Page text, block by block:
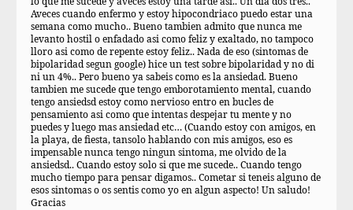
Aveces cuando enfermo y estoy hipocondriaco puedo estar una
semana como mucho.. Bueno tambien admito que nunca me
levanto hostil o enfadado asi como feliz y exaltado, no tampoco
lloro asi como de repente estoy feliz.. Nada de eso (sintomas de
bipolaridad segun google) hice un test sobre bipolaridad y no di
ni un 4%.. Pero bueno ya sabeis como es la ansiedad. Bueno
tambien me sucede que tengo emborotamiento mental, cuando
tengo ansiedsd estoy como nervioso entro en bucles de
pensamiento asi como que intentas despejar tu mente y no
puedes y luego mas ansiedad etc… (Cuando estoy con amigos, en
la playa, de fiesta, tansolo hablando con mis amigos, eso es
impensable nunca tengo ningun sintoma, me olvido de la
ansiedsd.. Cuando estoy solo si que me sucede.. Cuando tengo
mucho tiempo para pensar digamos.. Cometar si teneis alguno de
esos sintomas o os sentis como yo en algun aspecto! Un saludo!
Gracias